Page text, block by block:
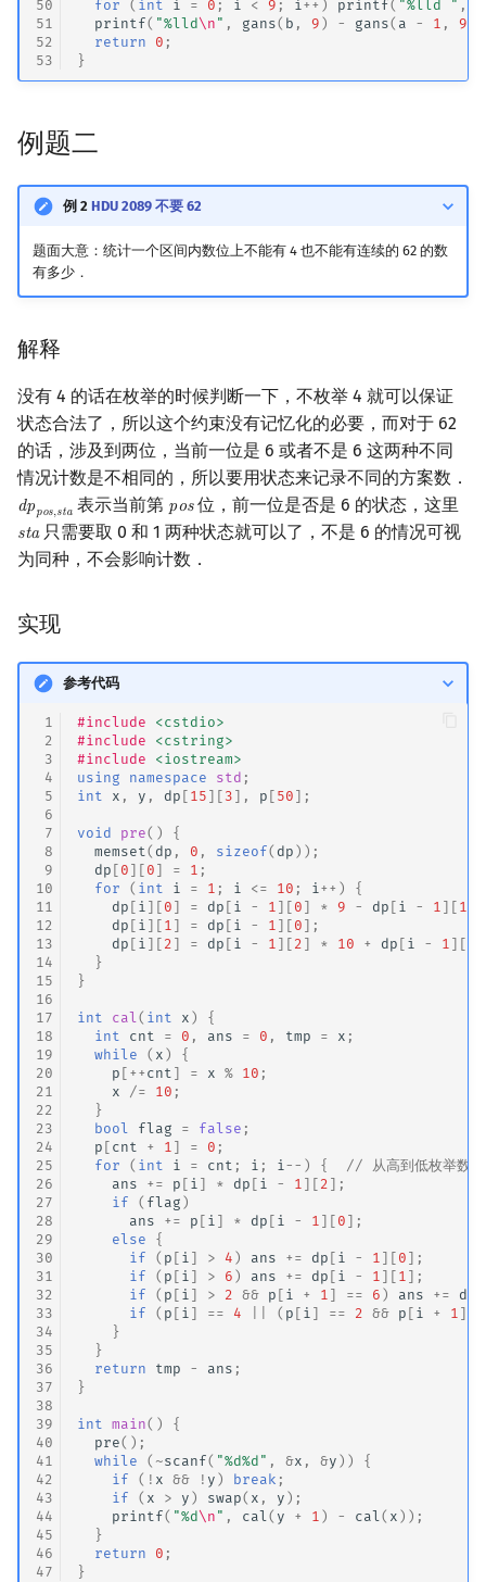
50
51
52
53
for ( int i = 0 ; i < 9 ; i ++ ) printf ( "%lld " ,
printf( "%lld\n " , gans( b , 9 ) - gans( a - 1 , 9
return
0 ;
}
例题二
例 2 HDU 2089 不要 62
题面大意：统计一个区间内数位上不能有 4 也不能有连续的 62 的数
有多少．
解释
没有 4 的话在枚举的时候判断一下，不枚举 4 就可以保证
状态合法了，所以这个约束没有记忆化的必要，而对于 62
的话，涉及到两位，当前一位是 6 或者不是 6 这两种不同
情况计数是不相同的，所以要用状态来记录不同的方案数．
dppos,sta
dppos,sta
表示当前第 pos
pos位，前一位是否是 6 的状态，这里
sta
sta只需要取 0 和 1 两种状态就可以了，不是 6 的情况可视
为同种，不会影响计数．
实现
参考代码
1
2
3
4
5
6
7
8
9
10
11
12
13
14
15
16
17
18
19
20
21
22
23
24
25
26
27
28
29
30
31
32
33
34
35
36
37
38
39
40
41
42
43
44
45
46
47
#include
<cstdio>
#include
<cstring>
#include
<iostream>
using
namespace std ;
int
x , y , dp [ 15 ][ 3 ], p [ 50 ];
void pre()
{
memset( dp , 0 , sizeof( dp ));
dp [ 0 ][ 0 ] = 1 ;
for
( int i = 1 ; i <= 10 ; i++ )
{
dp [ i ][ 0 ] = dp [ i - 1 ][ 0 ] * 9 - dp [ i - 1 ][ 1
dp [ i ][ 1 ] = dp [ i - 1 ][ 0 ];
dp [ i ][ 2 ] = dp [ i - 1 ][ 2 ] * 10 + dp [ i - 1 ][
}
}
int cal( int x )
{
int
cnt = 0 , ans = 0 , tmp = x ;
while
( x )
{
p [ ++ cnt ] = x % 10 ;
x
/= 10 ;
}
bool
flag = false ;
p [ cnt + 1 ] = 0 ;
for
( int i = cnt ; i ; i-- ) {
// 从高到低枚举数位
ans
+= p [ i ] * dp [ i - 1 ][ 2 ];
if
( flag )
ans
+= p [ i ] * dp [ i - 1 ][ 0 ];
else
{
if
( p [ i ] > 4 ) ans += dp [ i - 1 ][ 0 ];
if
( p [ i ] > 6 ) ans += dp [ i - 1 ][ 1 ];
if
( p [ i ] > 2 && p [ i + 1 ] == 6 ) ans += dp
if
( p [ i ] == 4 ( p [ i ] == 2 && p [ i + 1 ]
}
}
return
tmp - ans ;
}
int main()
{
pre();
while
( ~scanf( "%d%d" , &x , &y ))
{
if
( ! x && ! y ) break ;
if
( x > y ) swap( x , y );
printf( "%d\n " , cal( y + 1 ) - cal( x ));
}
return
0 ;
}